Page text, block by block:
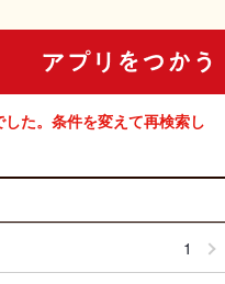
た。条件を変えて再検索し
1